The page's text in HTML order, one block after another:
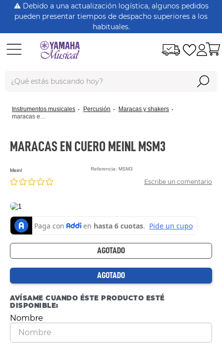
⚠️ Debido a una actualización logística, algunos pedidos
pueden presentar tiempos de despacho superiores a los
habituales.
dt125
nmax
instrumentos musicales percusión
maracas y shakers
maracas en cuero meinl msm3
MARACAS EN CUERO MEINL MSM3
meinl Referencia:MSM3
Escribe un comentario
AGOTADO
AGOTADO
AVÍSAME CUANDO ÉSTE PRODUCTO ESTÉ
DISPONIBLE: